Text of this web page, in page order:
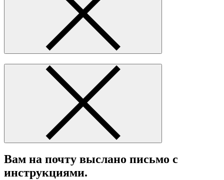
Вам на почту выслано письмо с
инструкциями.